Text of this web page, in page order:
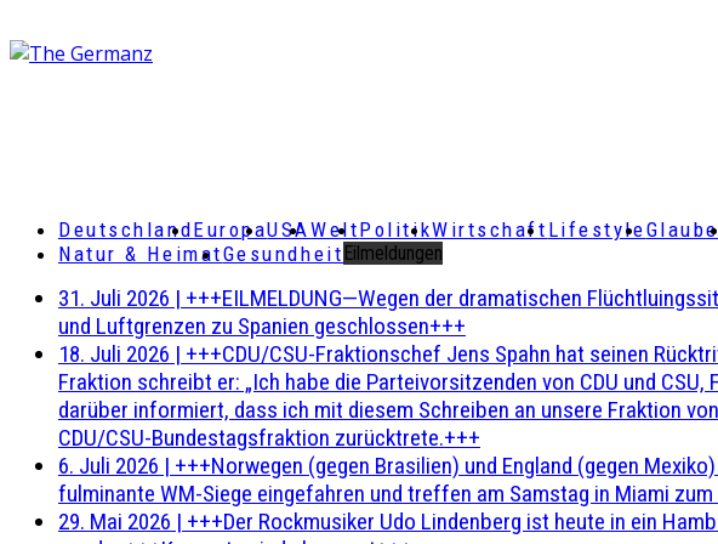
DeutschlandEuropaUSAWeltPolitikWirtschaft Lifestyle
Natur & HeimatGesundheit Eilmeldungen
31. Juli 2026 | +++EILMELDUNG—Wegen der dramatischen
und Luftgrenzen zu Spanien geschlossen+++
18. Juli 2026 | +++CDU/CSU-Fraktionschef Jens Spahn hat seinen
Fraktion schreibt er: „Ich habe die Parteivorsitzenden von CDU und CSU,
darüber informiert, dass ich mit diesem Schreiben an unsere Fraktion
CDU/CSU-Bundestagsfraktion zurücktrete.+++
6. Juli 2026 | +++Norwegen (gegen Brasilien) und England (gegen
fulminante WM-Siege eingefahren und treffen am Samstag in Miami
29. Mai 2026 | +++Der Rockmusiker Udo Lindenberg ist heute in ein